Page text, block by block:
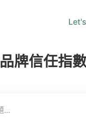
品牌信任指